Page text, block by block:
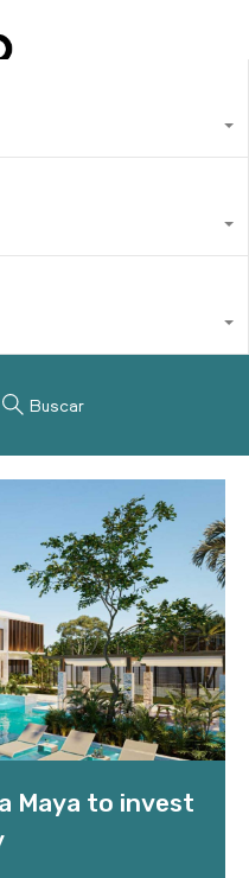
Buscar
Maya to invest